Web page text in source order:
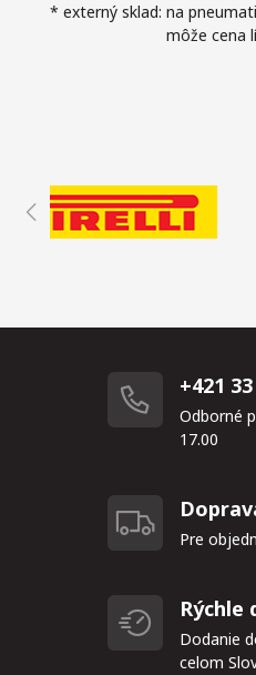
* externý sklad: na
môže cena
+421
Odborné
17.00
Pre
Rýchle
Dodanie
celom